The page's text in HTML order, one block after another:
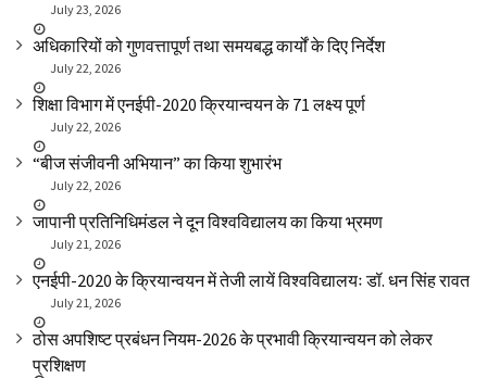
July 23, 2026
अधिकारियों को गुणवत्तापूर्ण तथा समयबद्ध कार्यों के दिए निर्देश
July 22, 2026
शिक्षा विभाग में एनईपी-2020 क्रियान्वयन के 71 लक्ष्य पूर्ण
July 22, 2026
“बीज संजीवनी अभियान” का किया शुभारंभ
July 22, 2026
जापानी प्रतिनिधिमंडल ने दून विश्वविद्यालय का किया भ्रमण
July 21, 2026
एनईपी-2020 के क्रियान्वयन में तेजी लायें विश्वविद्यालयः डॉ. धन सिंह रावत
July 21, 2026
ठोस अपशिष्ट प्रबंधन नियम-2026 के प्रभावी क्रियान्वयन को लेकर
प्रशिक्षण